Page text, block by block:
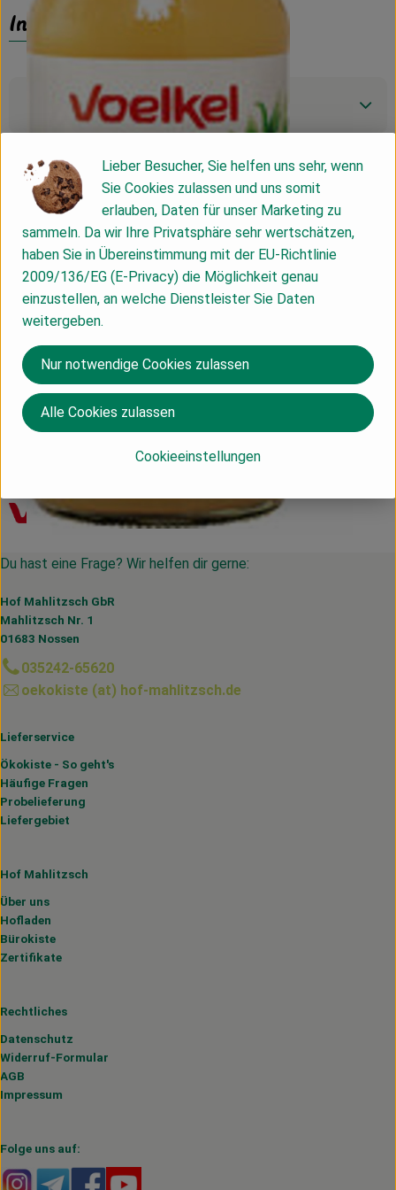
Info
Produktinformationen
Zutaten
Nährwert-Info
Produktdatenblatt
Herkunft
Deutschland
Du hast eine Frage? Wir helfen dir gerne:
Hof Mahlitzsch GbR
Mahlitzsch Nr. 1
01683 Nossen
035242-65620
oekokiste (at) hof-mahlitzsch.de
Lieferservice
Ökokiste - So geht's
Häufige Fragen
Probelieferung
Liefergebiet
Hof Mahlitzsch
Über uns
Hofladen
Bürokiste
Zertifikate
Rechtliches
Datenschutz
Widerruf-Formular
AGB
Impressum
Folge uns auf:
Externer Link zu https://www.instagram.com/
Externer Link zu https://t.me/s/hofmahlitzsch
Externer Link zu https://www.facebook.com/
Lieber Besucher, Sie helfen uns sehr, wenn
Sie Cookies zulassen und uns somit
erlauben, Daten für unser Marketing zu
sammeln. Da wir Ihre Privatsphäre sehr wertschätzen,
haben Sie in Übereinstimmung mit der EU-Richtlinie
2009/136/EG (E-Privacy) die Möglichkeit genau
einzustellen, an welche Dienstleister Sie Daten
weitergeben.
Cookieeinstellungen
Nur notwendige Cookies zulassen
Alle Cookies zulassen